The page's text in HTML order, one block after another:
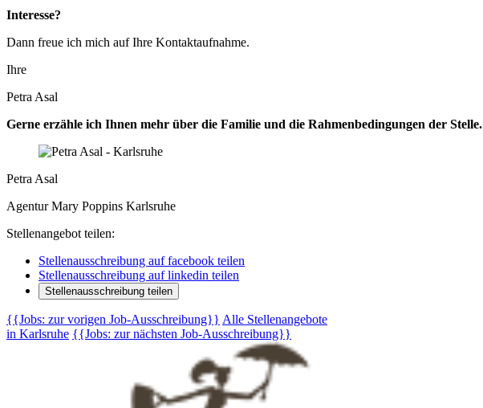
Interesse?
Dann freue ich mich auf Ihre Kontaktaufnahme.
Ihre
Petra Asal
Gerne erzähle ich Ihnen mehr über die Familie und die Rahmenbedingungen der Stelle.
Petra Asal
Agentur Mary Poppins Karlsruhe
Stellenangebot teilen:
Stellenausschreibung auf facebook teilen
Stellenausschreibung auf linkedin teilen
Stellenausschreibung teilen
{{Jobs: zur vorigen Job-Ausschreibung}} Alle Stellenangebote
in Karlsruhe {{Jobs: zur nächsten Job-Ausschreibung}}